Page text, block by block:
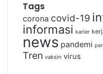
Tags
corona covid-19
informasi karier
news pandemi
Tren vaksin virus